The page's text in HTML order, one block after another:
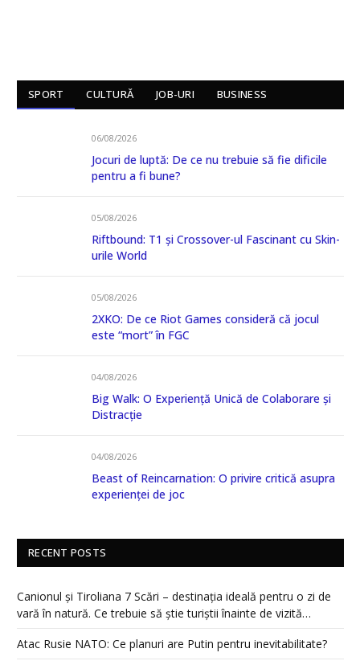
SPORT CULTURĂ JOB-URI BUSINESS
06/08/2026
Jocuri de luptă: De ce nu trebuie să fie dificile
pentru a fi bune?
05/08/2026
Riftbound: T1 și Crossover-ul Fascinant cu Skin-
urile World
05/08/2026
2XKO: De ce Riot Games consideră că jocul
este “mort” în FGC
04/08/2026
Big Walk: O Experiență Unică de Colaborare și
Distracție
04/08/2026
Beast of Reincarnation: O privire critică asupra
experienței de joc
RECENT POSTS
Canionul și Tiroliana 7 Scări – destinația ideală pentru o zi de
vară în natură. Ce trebuie să știe turiștii înainte de vizită…
Atac Rusie NATO: Ce planuri are Putin pentru inevitabilitate?